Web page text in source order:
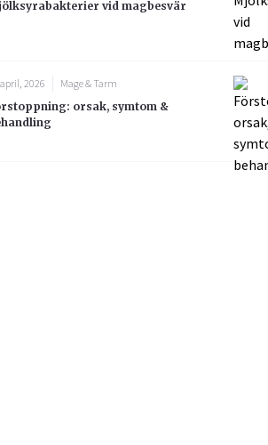
vid magbesvär
2026
Mage & Tarm
orsak, symtom &